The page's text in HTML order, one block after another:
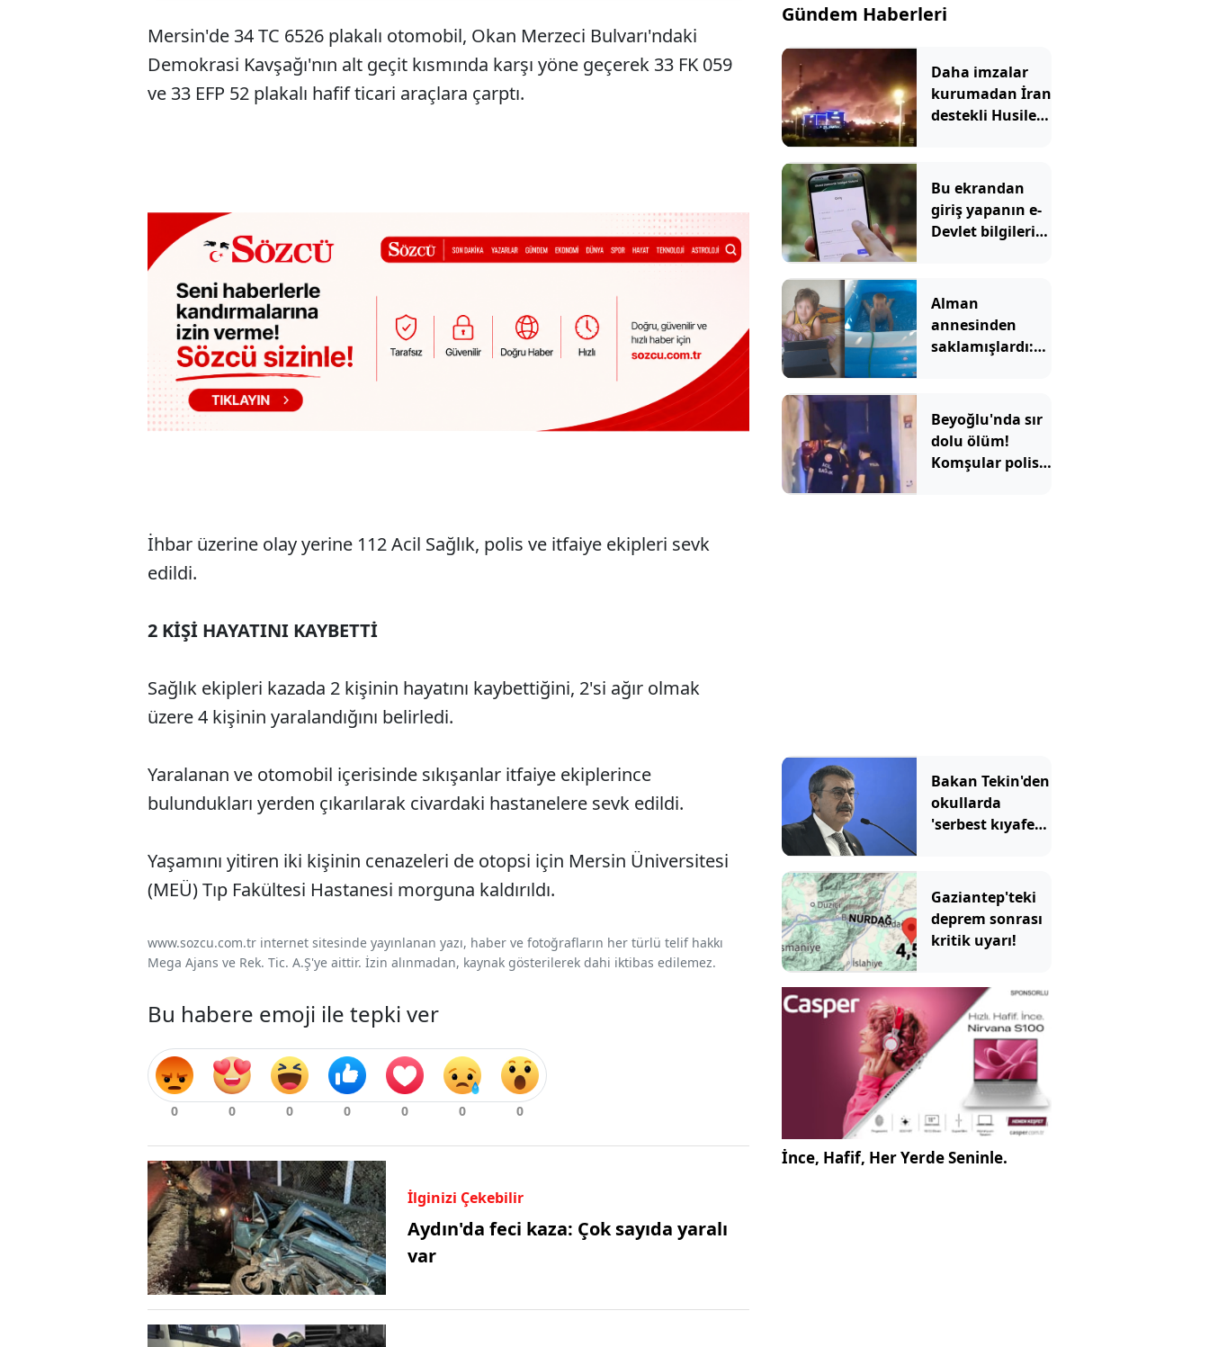
Mersin'de 34 TC 6526 plakalı otomobil, Okan Merzeci Bulvarı'ndaki
Demokrasi Kavşağı'nın alt geçit kısmında karşı yöne geçerek 33 FK 059
ve 33 EFP 52 plakalı hafif ticari araçlara çarptı.
İhbar üzerine olay yerine 112 Acil Sağlık, polis ve itfaiye ekipleri sevk
edildi.
2 KİŞİ HAYATINI KAYBETTİ
Sağlık ekipleri kazada 2 kişinin hayatını kaybettiğini, 2'si ağır olmak
üzere 4 kişinin yaralandığını belirledi.
Yaralanan ve otomobil içerisinde sıkışanlar itfaiye ekiplerince
bulundukları yerden çıkarılarak civardaki hastanelere sevk edildi.
Yaşamını yitiren iki kişinin cenazeleri de otopsi için Mersin Üniversitesi
(MEÜ) Tıp Fakültesi Hastanesi morguna kaldırıldı.
www.sozcu.com.tr internet sitesinde yayınlanan yazı, haber ve fotoğrafların her türlü telif hakkı
Mega Ajans ve Rek. Tic. A.Ş'ye aittir. İzin alınmadan, kaynak gösterilerek dahi iktibas edilemez.
Bu habere emoji ile tepki ver
İlginizi Çekebilir
Aydın'da feci kaza: Çok sayıda yaralı
var
Gündem Haberleri
Daha imzalar
kurumadan İran
destekli Husiler,
vurdu
Bu ekrandan
giriş yapanın e-
Devlet bilgileri
Alman
annesinden
saklamışlardı:
telefonundan
çıktı
Beyoğlu'nda sır
dolu ölüm!
Komşular polisi
Bakan Tekin'den
okullarda
'serbest kıyafet'
Gaziantep'teki
deprem sonrası
kritik uyarı!
İnce, Hafif, Her Yerde Seninle.